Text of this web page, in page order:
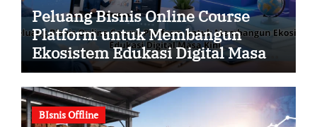
Peluang Bisnis Online Course
Platform untuk Membangun
Ekosistem Edukasi Digital Masa
Kini
BIsnis Offline